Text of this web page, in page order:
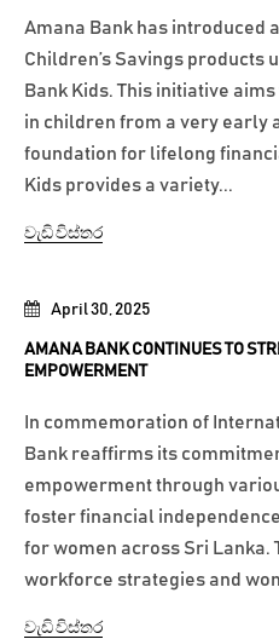
April 30, 2025
AMANA BANK CONTINUES TO
EMPOWERMENT
In commemoration of
Bank reaffirms its
empowerment through
foster financial
for women across Sri Lanka.
workforce strategies and
වැඩි විස්තර
Amana Bank has introduced
Children’s Savings products
Bank Kids. This initiative
in children from a very early
foundation for lifelong
Kids provides a variety...
වැඩි විස්තර